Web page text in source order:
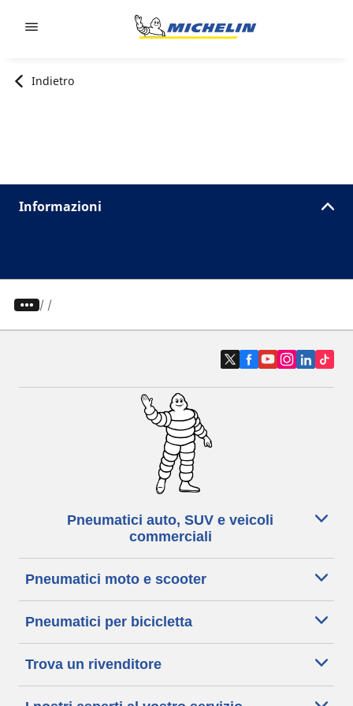
Indietro
Informazioni
/
Pneumatici auto, SUV e veicoli
commerciali
Pneumatici moto e scooter
Pneumatici per bicicletta
Trova un rivenditore